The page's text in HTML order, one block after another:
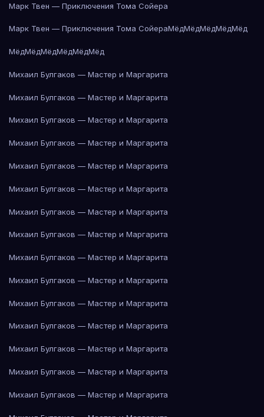
Марк Твен — Приключения Тома Сойера
Марк Твен — Приключения Тома СойераМёдМёдМёдМёдМёд
МёдМёдМёдМёдМёдМёд
Михаил Булгаков — Мастер и Маргарита
Михаил Булгаков — Мастер и Маргарита
Михаил Булгаков — Мастер и Маргарита
Михаил Булгаков — Мастер и Маргарита
Михаил Булгаков — Мастер и Маргарита
Михаил Булгаков — Мастер и Маргарита
Михаил Булгаков — Мастер и Маргарита
Михаил Булгаков — Мастер и Маргарита
Михаил Булгаков — Мастер и Маргарита
Михаил Булгаков — Мастер и Маргарита
Михаил Булгаков — Мастер и Маргарита
Михаил Булгаков — Мастер и Маргарита
Михаил Булгаков — Мастер и Маргарита
Михаил Булгаков — Мастер и Маргарита
Михаил Булгаков — Мастер и Маргарита